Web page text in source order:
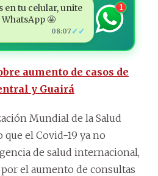
en tu celular, unite
🤩
08:07 ✓✓
1
aumento de casos de
y Guairá
Mundial de la Salud
que el Covid-19 ya no
de salud internacional,
el aumento de consultas